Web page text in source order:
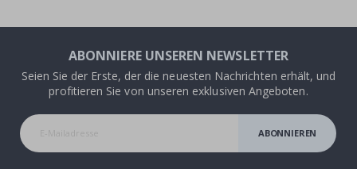
ABONNIERE UNSEREN NEWSLETTER
Seien Sie der Erste, der die neuesten Nachrichten erhält, und
profitieren Sie von unseren exklusiven Angeboten.
ABONNIEREN